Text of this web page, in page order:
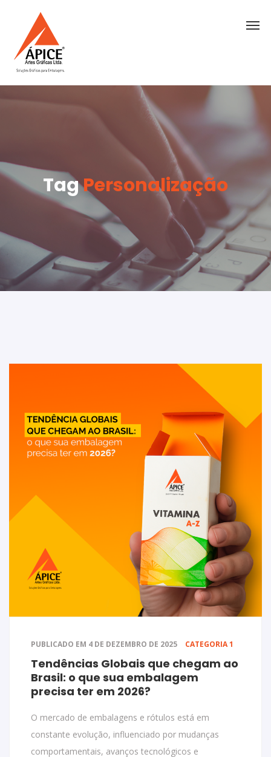
TagPersonalização
PUBLICADO EM 4 DE DEZEMBRO DE 2025 CATEGORIA 1
Tendências Globais que chegam ao
Brasil: o que sua embalagem
precisa ter em 2026?
O mercado de embalagens e rótulos está em
constante evolução, influenciado por mudanças
comportamentais, avanços tecnológicos e